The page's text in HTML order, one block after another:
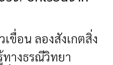
เขื่อน ลองสังเกตสิ่ง
ทางธรณีวิทยา